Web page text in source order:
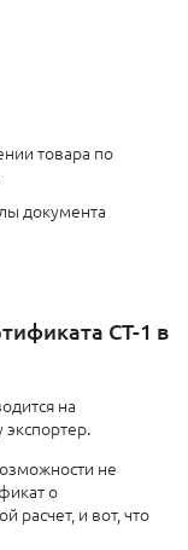
товара по
документа
СТ-1 в
на
экспортер.
не
о
расчет, и вот, что